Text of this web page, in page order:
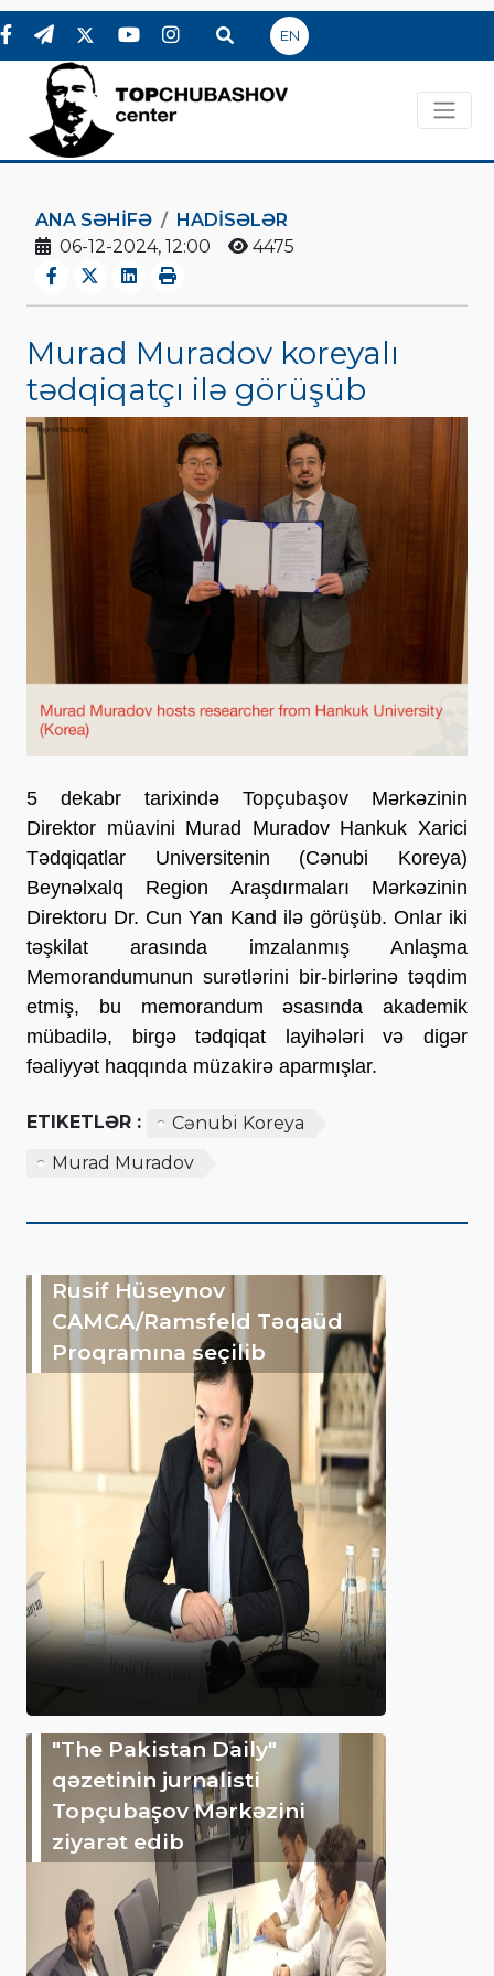
EN
ANA SƏHIFƏ
HADİSƏLƏR
06-12-2024, 12:00
4475
Murad Muradov koreyalı
tədqiqatçı ilə görüşüb
5 dekabr tarixində Topçubaşov Mərkəzinin
Direktor müavini Murad Muradov Hankuk Xarici
Tədqiqatlar Universitenin (Cənubi Koreya)
Beynəlxalq Region Araşdırmaları Mərkəzinin
Direktoru Dr. Cun Yan Kand ilə görüşüb. Onlar iki
təşkilat arasında imzalanmış Anlaşma
Memorandumunun surətlərini bir-birlərinə təqdim
etmiş, bu memorandum əsasında akademik
mübadilə, birgə tədqiqat layihələri və digər
fəaliyyət haqqında müzakirə aparmışlar.
ETIKETLƏR :
Cənubi Koreya
Murad Muradov
Rusif Hüseynov
CAMCA/Ramsfeld Təqaüd
Proqramına seçilib
"The Pakistan Daily"
qəzetinin jurnalisti
Topçubaşov Mərkəzini
ziyarət edib